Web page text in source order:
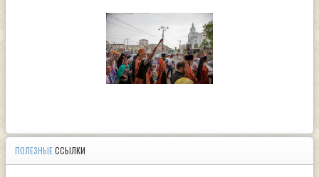
ПОЛЕЗНЫЕССЫЛКИ